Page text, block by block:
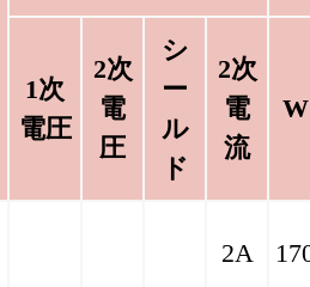
1次
電圧
2次
電
圧
シ
ー
ル
ド
2次
電
流
W
2A